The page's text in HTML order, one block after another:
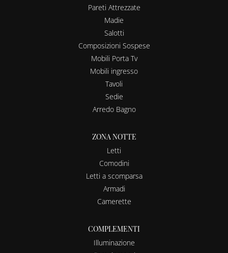
Pareti Attrezzate
Madie
Salotti
Composizioni Sospese
Mobili Porta Tv
Mobili ingresso
Tavoli
Sedie
Arredo Bagno
ZONA NOTTE
Letti
Comodini
Letti a scomparsa
Armadi
Camerette
COMPLEMENTI
Illuminazione